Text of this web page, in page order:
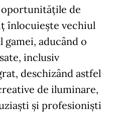
de
înlocuiește vechiul
gamei, aducând o
inclusiv
deschizând astfel
de iluminare,
și profesioniști